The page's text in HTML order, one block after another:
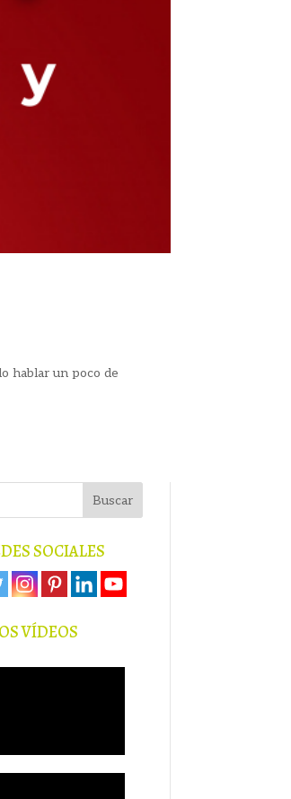
hablar un poco de
SOCIALES
VÍDEOS